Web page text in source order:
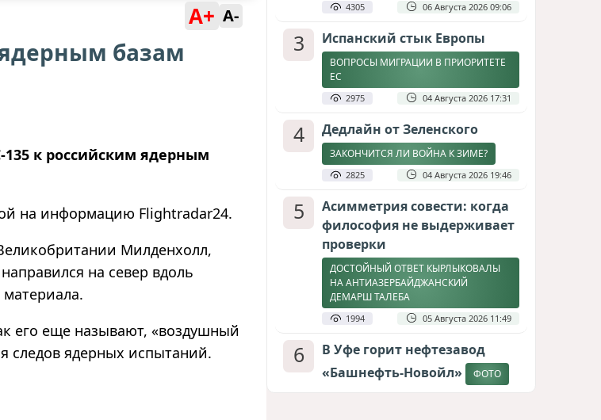
A+ A-
базам
к российским ядерным
на информацию Flightradar24.
Милденхолл,
на север вдоль
его еще называют, «воздушный
следов ядерных испытаний.
4305 06 Августа 2026 09:06
3 Испанский стык Европы
ВОПРОСЫ МИГРАЦИИ В ПРИОРИТЕТЕ
ЕС
2975 04 Августа 2026 17:31
4 Дедлайн от Зеленского
ЗАКОНЧИТСЯ ЛИ ВОЙНА К ЗИМЕ?
2825 04 Августа 2026 19:46
5
Асимметрия совести: когда
философия не выдерживает
проверки
ДОСТОЙНЫЙ ОТВЕТ КЫРЛЫКОВАЛЫ
НА АНТИАЗЕРБАЙДЖАНСКИЙ
ДЕМАРШ ТАЛЕБА
1994 05 Августа 2026 11:49
6
В Уфе горит нефтезавод
«Башнефть-Новойл»
ФОТО